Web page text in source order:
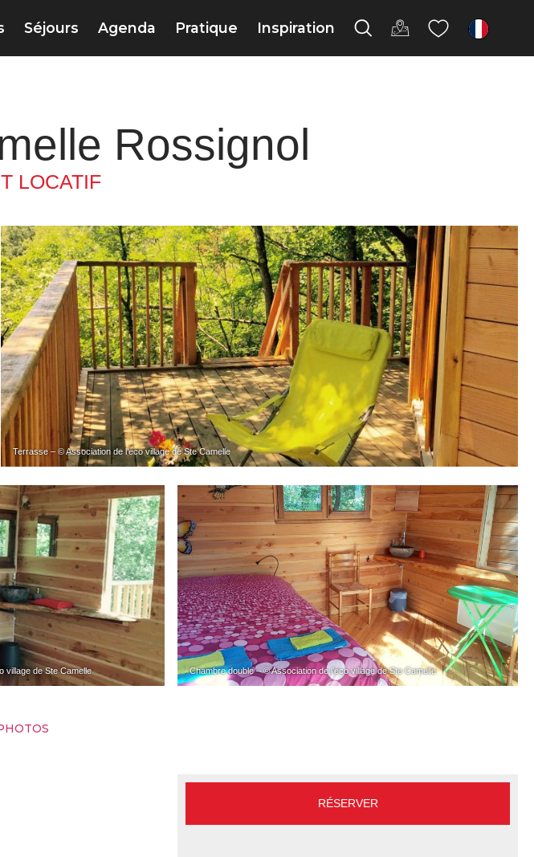
Séjours Agenda Pratique Inspiration fr
Rossignol
LOCATIF
Terrasse – © Association de l’éco village de Ste Camelle
village de Ste Camelle Chambre double – © Association de l’éco village de Ste Camelle
RÉSERVER